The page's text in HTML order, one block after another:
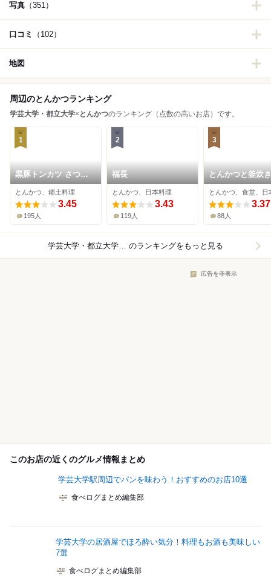
写真 （351）
口コミ （102）
地図
周辺のとんかつランキング
学芸大学・都立大学× とんかつのランキング（点数の高いお店）です。
1
黒豚トンカツ さつま
や とんとん
とんかつ、郷土料理
3.45
195人
2
福長
とんかつ、日本料理
3.43
119人
3
とんかつと釜炊
ゆきひら イオン
イル碑文谷店
とんかつ、食堂、日
3.37
88人
学芸大学・都立大学×とんかつ のランキングをもっと見る
広告を非表示
このお店の近くのグルメ情報まとめ
学芸大学駅周辺でパンを味わう！おすすめのお店10選
食べログまとめ編集部
学芸大学の居酒屋でほろ酔い気分！料理もお酒も美味しい
7選
食べログまとめ編集部